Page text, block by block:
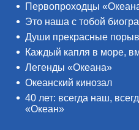
Первопроходцы
Это наша с тобой
Души прекрасные
Каждый капля в море,
Легенды «Океана»
Океанский кинозал
40 лет: всегда наш,
«Океан»